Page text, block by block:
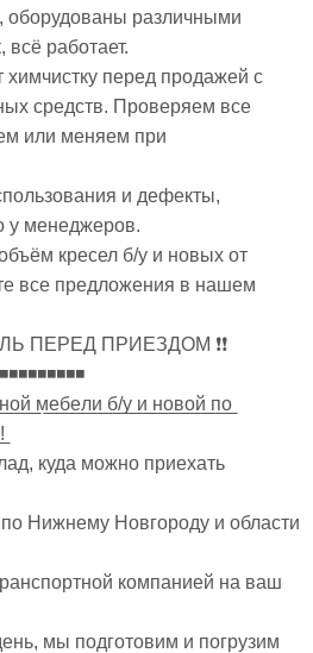
оборудованы различными
всё работает.
перед продажей с
средств. Проверяем все
или меняем при
и дефекты,
у менеджеров.
кресел б/у и новых от
все предложения в нашем
ПЕРЕД ПРИЕЗДОМ ❗❗
̲м̲е̲б̲е̲л̲и̲ ̲б̲/̲у̲ ̲и̲ ̲н̲о̲в̲о̲й̲ ̲п̲о̲
куда можно приехать
по Нижнему Новгороду и области
компанией на ваш
мы подготовим и погрузим